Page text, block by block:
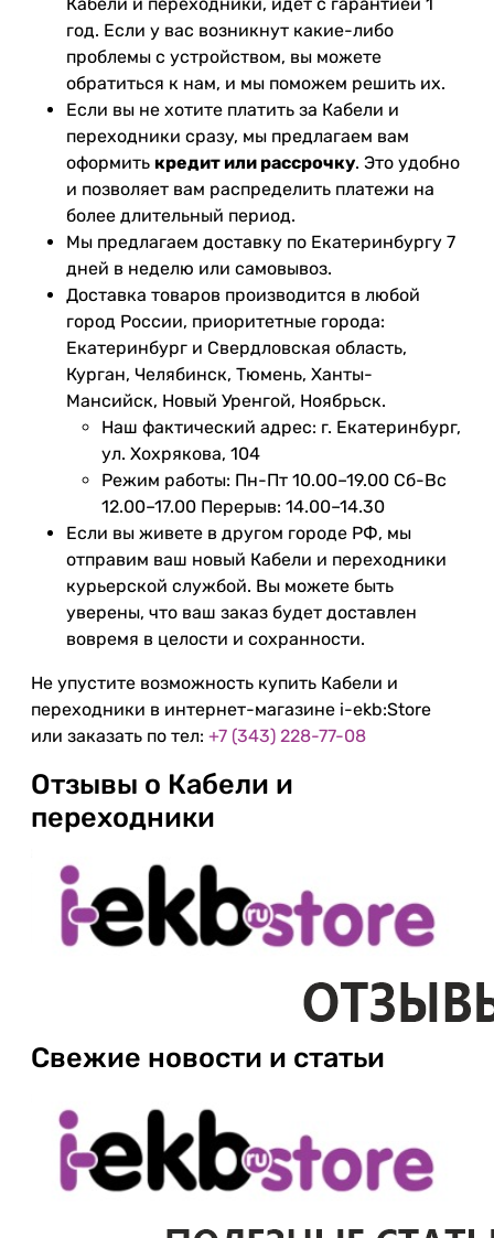
год. Если у вас возникнут какие-либо
проблемы с устройством, вы можете
обратиться к нам, и мы поможем решить их.
Если вы не хотите платить за Кабели и
переходники сразу, мы предлагаем вам
оформить кредит или рассрочку. Это удобно
и позволяет вам распределить платежи на
более длительный период.
Мы предлагаем доставку по Екатеринбургу 7
дней в неделю или самовывоз.
Доставка товаров производится в любой
город России, приоритетные города:
Екатеринбург и Свердловская область,
Курган, Челябинск, Тюмень, Ханты-
Мансийск, Новый Уренгой, Ноябрьск.
Наш фактический адрес: г. Екатеринбург,
ул. Хохрякова, 104
Режим работы: Пн-Пт 10.00–19.00 Сб-Вс
12.00–17.00 Перерыв: 14.00–14.30
Если вы живете в другом городе РФ, мы
отправим ваш новый Кабели и переходники
курьерской службой. Вы можете быть
уверены, что ваш заказ будет доставлен
вовремя в целости и сохранности.
Не упустите возможность купить Кабели и
переходники в интернет-магазине i-ekb:Store
или заказать по тел: +7 (343) 228-77-08
Отзывы о Кабели и
переходники
Свежие новости и статьи